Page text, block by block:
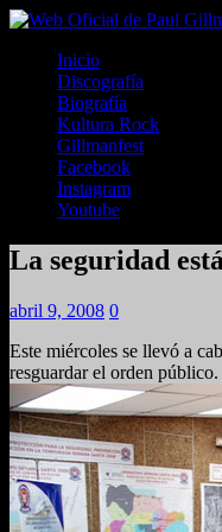
Inicio
Discografía
Biografía
Kultura Rock
Gillmanfest
Facebook
Instagram
Youtube
La seguridad
abril 9, 2008 0
Este miércoles se llevó a
resguardar el orden público.